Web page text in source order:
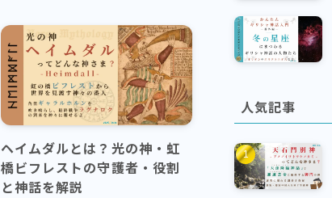
ヘイムダルとは？光の神・虹
橋ビフレストの守護者・役割
と神話を解説
人気記事